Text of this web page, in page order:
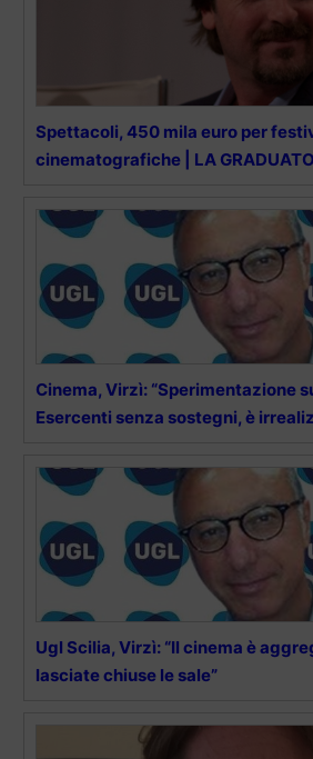
Spettacoli, 450 mila euro per
cinematografiche | LA
Cinema, Virzì: “Sperimentazione
Esercenti senza sostegni, è
Ugl Scilia, Virzì: “Il cinema è
lasciate chiuse le sale”